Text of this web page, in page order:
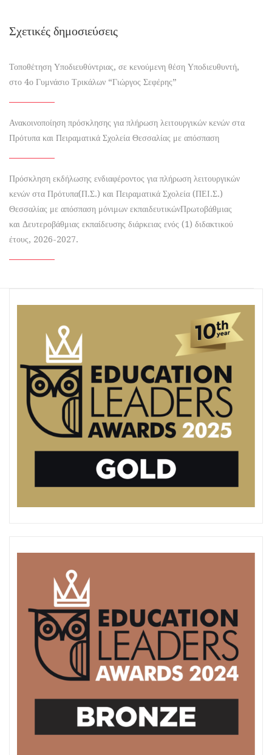
Σχετικές δημοσιεύσεις
Τοποθέτηση Υποδιευθύντριας, σε κενούμενη θέση Υποδιευθυντή,
στο 4ο Γυμνάσιο Τρικάλων “Γιώργος Σεφέρης”
Ανακοινοποίηση πρόσκλησης για πλήρωση λειτουργικών κενών στα
Πρότυπα και Πειραματικά Σχολεία Θεσσαλίας με απόσπαση
Πρόσκληση εκδήλωσης ενδιαφέροντος για πλήρωση λειτουργικών
κενών στα Πρότυπα(Π.Σ.) και Πειραματικά Σχολεία (ΠΕΙ.Σ.)
Θεσσαλίας με απόσπαση μόνιμων εκπαιδευτικώνΠρωτοβάθμιας
και Δευτεροβάθμιας εκπαίδευσης διάρκειας ενός (1) διδακτικού
έτους, 2026-2027.